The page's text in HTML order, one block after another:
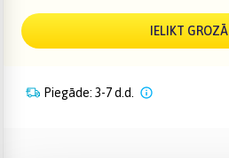
IELIKT GROZĀ
Piegāde: 3-7 d.d.